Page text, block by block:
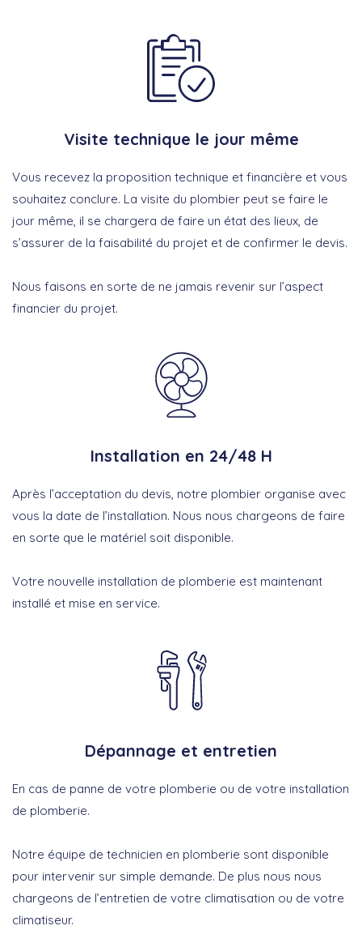
Visite technique le jour même
Vous recevez la proposition technique et financière et vous
souhaitez conclure. La visite du plombier peut se faire le
jour même, il se chargera de faire un état des lieux, de
s’assurer de la faisabilité du projet et de confirmer le devis.
Nous faisons en sorte de ne jamais revenir sur l’aspect
financier du projet.
Installation en 24/48 H
Après l’acceptation du devis, notre plombier organise avec
vous la date de l’installation. Nous nous chargeons de faire
en sorte que le matériel soit disponible.
Votre nouvelle installation de plomberie est maintenant
installé et mise en service.
Dépannage et entretien
En cas de panne de votre plomberie ou de votre installation
de plomberie.
Notre équipe de technicien en plomberie sont disponible
pour intervenir sur simple demande. De plus nous nous
chargeons de l’entretien de votre climatisation ou de votre
climatiseur.